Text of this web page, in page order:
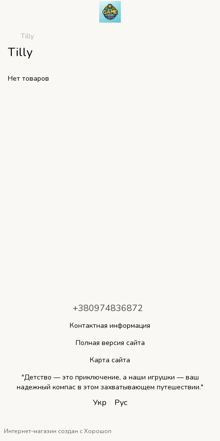
Tilly
Tilly
Нет товаров
+380974836872
Контактная информация
Полная версия сайта
Карта сайта
"Детство — это приключение, а наши игрушки — ваш
надежный компас в этом захватывающем путешествии."
Укр Рус
Интернет-магазин создан с Хорошоп